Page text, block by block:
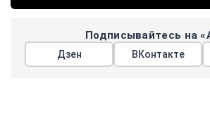
Подписывайтесь на
Дзен ВКонтакте